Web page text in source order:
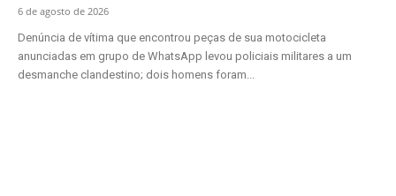
6 de agosto de 2026
Denúncia de vítima que encontrou peças de sua motocicleta
anunciadas em grupo de WhatsApp levou policiais militares a um
desmanche clandestino; dois homens foram...